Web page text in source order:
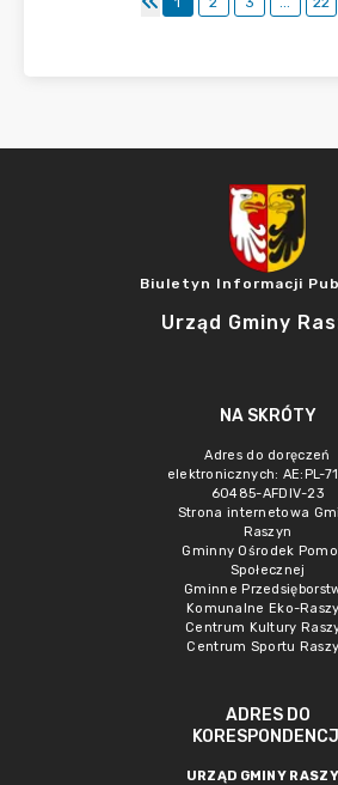
Biuletyn Informacji
Urząd Gminy
NA SKRÓTY
Adres do doręczeń
elektronicznych: AE:PL-
60485-AFDIV-23
Strona internetowa
Raszyn
Gminny Ośrodek
Społecznej
Gminne
Komunalne Eko-
Centrum Kultury
Centrum Sportu
ADRES DO
KORESPONDENCJI
URZĄD GMINY